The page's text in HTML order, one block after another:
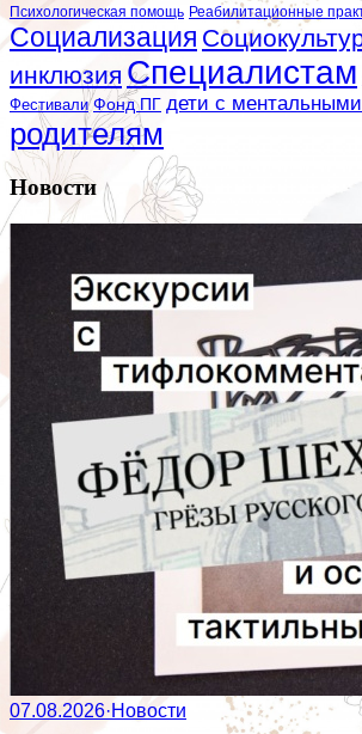
Психологическая помощь Реабилитационные
Социализация
инклюзия Специалистам
Фестивали Фонд ПГ дети с
родителям
Новости
07.08.2026·Новости